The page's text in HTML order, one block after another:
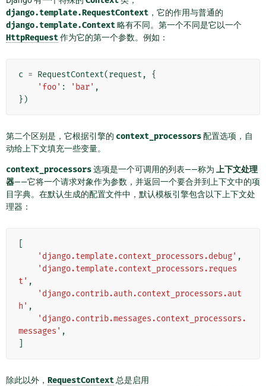
django.template.RequestContext ，它的作用与普通的
django.template.Context略有不同。第一个不同是它以一个
HttpRequest作为它的第一个参数。例如：
c = RequestContext(request ,
{
'foo' : 'bar' ,
})
第二个区别是，它根据引擎的 context_processors配置选项，自
动给上下文填充一些变量。
context_processors选项是一个可调用的列表——称为
上下文处理
器——它将一个请求对象作为参数，并返回一个要合并到上下文中的项
目字典。在默认生成的配置文件中，默认模板引擎包含以下上下文处
理器：
'django.template.context_processors.debug' ,
'django.template.context_processors.reques
t' ,
'django.contrib.auth.context_processors.aut
h' ,
'django.contrib.messages.context_processors.
messages' ,
除此以外， RequestContext 总是启用